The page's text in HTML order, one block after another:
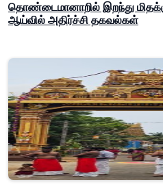
தொண்டைமானாறில் இறந்து
ஆய்வில் அதிர்ச்சி தகவல்கள்